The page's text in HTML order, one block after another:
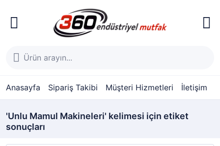
Anasayfa Sipariş Takibi Müşteri Hizmetleri İletişim
'Unlu Mamul Makineleri' kelimesi için etiket
sonuçları